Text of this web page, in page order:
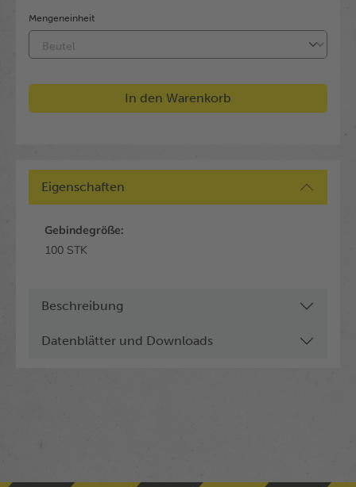
Mengeneinheit
In den Warenkorb
Eigenschaften
Gebindegröße:
100 STK
Beschreibung
Datenblätter und Downloads